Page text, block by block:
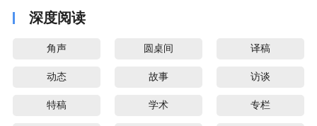
深度阅读
角声 圆桌间 译稿
动态 故事 访谈
特稿 学术 专栏